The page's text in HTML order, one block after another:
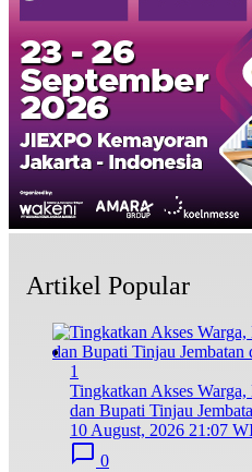
Artikel Popular
1
Tingkatkan Akses
dan Bupati Tinjau
10 August, 2026 21:07
0